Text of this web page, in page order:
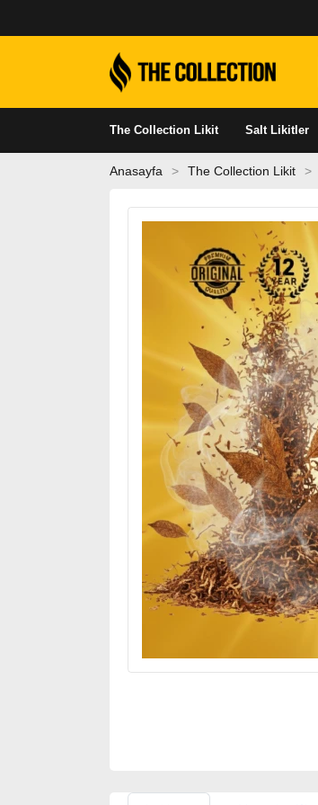
The Collection Likit Salt Likitler
Anasayfa The Collection Likit